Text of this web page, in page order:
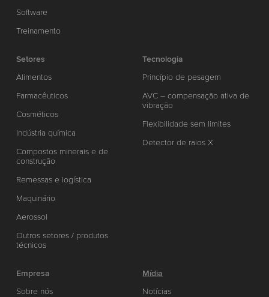
Software
Treinamento
Setores
Alimentos
Farmacêuticos
Cosméticos
Indústria química
Compostos minerais e de
construção
Remessas e logística
Maquinário
Aerossol
Outros setores / produtos
técnicos
Tecnologia
Princípio de pesagem
AVC – compensação ativa de
vibração
Flexibilidade sem limites
Detector de raios X
Empresa
Sobre nós
Mídia
Notícias